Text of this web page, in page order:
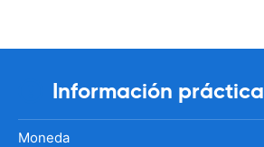
Información práctica
Moneda